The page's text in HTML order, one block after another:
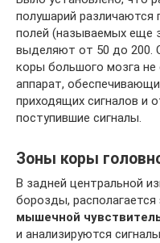
полушарий различаются
полей (называемых еще
выделяют от 50 до 200.
коры большого мозга
аппарат,
приходящих сигналов и
поступившие сигналы.
Зоны коры
В задней центральной
борозды, располагается
мышечной
и анализируются